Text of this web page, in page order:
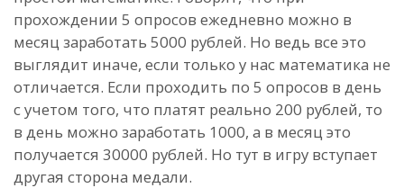
прохождении 5 опросов ежедневно можно в
месяц заработать 5000 рублей. Но ведь все это
выглядит иначе, если только у нас математика не
отличается. Если проходить по 5 опросов в день
с учетом того, что платят реально 200 рублей, то
в день можно заработать 1000, а в месяц это
получается 30000 рублей. Но тут в игру вступает
другая сторона медали.